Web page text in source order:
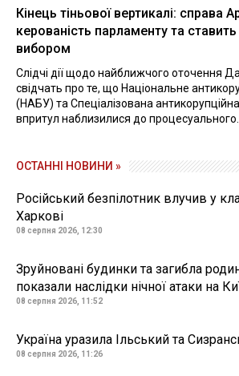
Кінець тіньової вертикалі: справа
керованість парламенту та
вибором
Слідчі дії щодо найближчого оточення
свідчать про те, що Національне
(НАБУ) та Спеціалізована
впритул наблизилися до процесуального...
ОСТАННІ НОВИНИ »
Російський безпілотник влучив у
Харкові
08 серпня 2026, 12:30
Зруйновані будинки та загибла
показали наслідки нічної атаки на
08 серпня 2026, 11:52
Україна уразила Ільський та
08 серпня 2026, 11:26